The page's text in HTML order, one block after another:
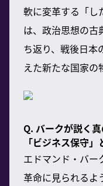
軟に変革する「し
は、政治思想の古
ち返り、戦後日本
えた新たな国家の
Q. バークが説く
「ビジネス保守
エドマンド・バー
革命に見られるよ